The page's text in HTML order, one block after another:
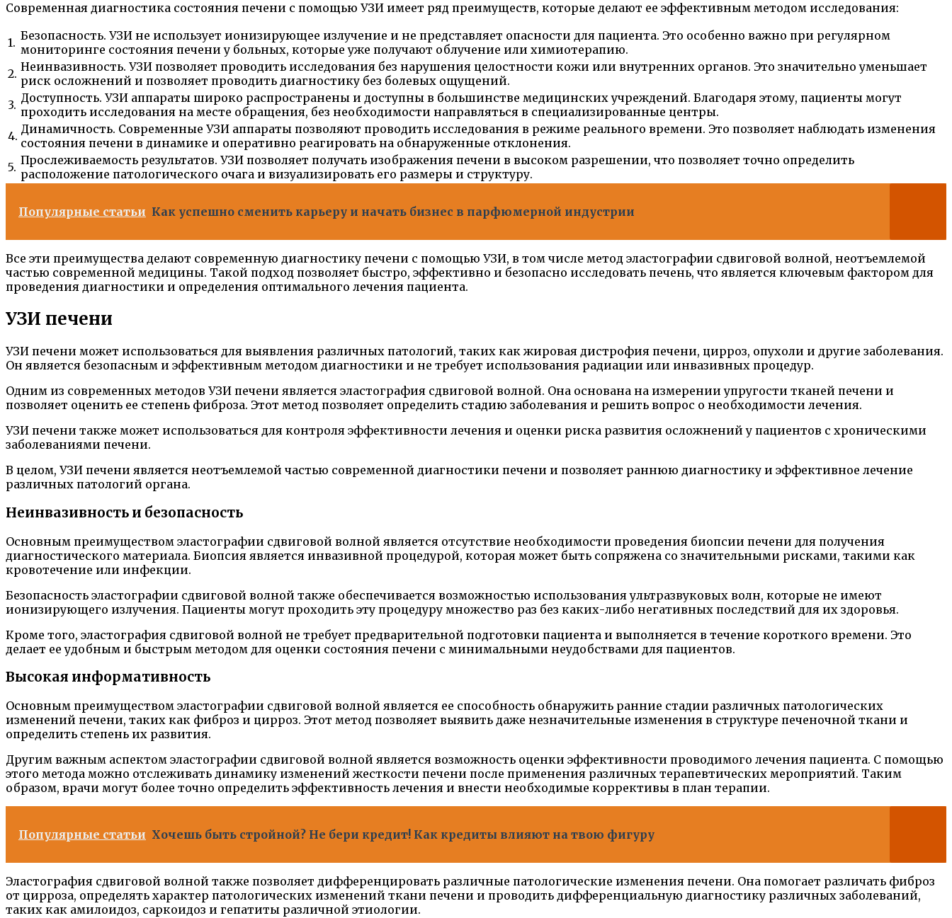
Современная диагностика состояния печени с помощью УЗИ имеет ряд преимуществ, которые делают ее эффективным методом исследования:
1. Безопасность. УЗИ не использует ионизирующее излучение и не представляет опасности для пациента. Это особенно важно при регулярном
мониторинге состояния печени у больных, которые уже получают облучение или химиотерапию.
2. Неинвазивность. УЗИ позволяет проводить исследования без нарушения целостности кожи или внутренних органов. Это значительно уменьшает
риск осложнений и позволяет проводить диагностику без болевых ощущений.
3. Доступность. УЗИ аппараты широко распространены и доступны в большинстве медицинских учреждений. Благодаря этому, пациенты могут
проходить исследования на месте обращения, без необходимости направляться в специализированные центры.
4. Динамичность. Современные УЗИ аппараты позволяют проводить исследования в режиме реального времени. Это позволяет наблюдать изменения
состояния печени в динамике и оперативно реагировать на обнаруженные отклонения.
5. Прослеживаемость результатов. УЗИ позволяет получать изображения печени в высоком разрешении, что позволяет точно определить
расположение патологического очага и визуализировать его размеры и структуру.
Популярные статьи Как успешно сменить карьеру и начать бизнес в парфюмерной индустрии
Все эти преимущества делают современную диагностику печени с помощью УЗИ, в том числе метод эластографии сдвиговой волной, неотъемлемой
частью современной медицины. Такой подход позволяет быстро, эффективно и безопасно исследовать печень, что является ключевым фактором для
проведения диагностики и определения оптимального лечения пациента.
УЗИ печени
УЗИ печени может использоваться для выявления различных патологий, таких как жировая дистрофия печени, цирроз, опухоли и другие заболевания.
Он является безопасным и эффективным методом диагностики и не требует использования радиации или инвазивных процедур.
Одним из современных методов УЗИ печени является эластография сдвиговой волной. Она основана на измерении упругости тканей печени и
позволяет оценить ее степень фиброза. Этот метод позволяет определить стадию заболевания и решить вопрос о необходимости лечения.
УЗИ печени также может использоваться для контроля эффективности лечения и оценки риска развития осложнений у пациентов с хроническими
заболеваниями печени.
В целом, УЗИ печени является неотъемлемой частью современной диагностики печени и позволяет раннюю диагностику и эффективное лечение
различных патологий органа.
Неинвазивность и безопасность
Основным преимуществом эластографии сдвиговой волной является отсутствие необходимости проведения биопсии печени для получения
диагностического материала. Биопсия является инвазивной процедурой, которая может быть сопряжена со значительными рисками, такими как
кровотечение или инфекции.
Безопасность эластографии сдвиговой волной также обеспечивается возможностью использования ультразвуковых волн, которые не имеют
ионизирующего излучения. Пациенты могут проходить эту процедуру множество раз без каких-либо негативных последствий для их здоровья.
Кроме того, эластография сдвиговой волной не требует предварительной подготовки пациента и выполняется в течение короткого времени. Это
делает ее удобным и быстрым методом для оценки состояния печени с минимальными неудобствами для пациентов.
Высокая информативность
Основным преимуществом эластографии сдвиговой волной является ее способность обнаружить ранние стадии различных патологических
изменений печени, таких как фиброз и цирроз. Этот метод позволяет выявить даже незначительные изменения в структуре печеночной ткани и
определить степень их развития.
Другим важным аспектом эластографии сдвиговой волной является возможность оценки эффективности проводимого лечения пациента. С помощью
этого метода можно отслеживать динамику изменений жесткости печени после применения различных терапевтических мероприятий. Таким
образом, врачи могут более точно определить эффективность лечения и внести необходимые коррективы в план терапии.
Популярные статьи Хочешь быть стройной? Не бери кредит! Как кредиты влияют на твою фигуру
Эластография сдвиговой волной также позволяет дифференцировать различные патологические изменения печени. Она помогает различать фиброз
от цирроза, определять характер патологических изменений ткани печени и проводить дифференциальную диагностику различных заболеваний,
таких как амилоидоз, саркоидоз и гепатиты различной этиологии.